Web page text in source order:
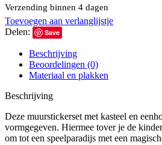
Verzending binnen 4 dagen
Toevoegen aan verlanglijstje
Delen:
Save
Beschrijving
Beoordelingen (0)
Materiaal en plakken
Beschrijving
Deze muurstickerset met kasteel en
vormgegeven. Hiermee tover je de
om tot een speelparadijs met een